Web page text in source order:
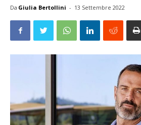
Da Giulia Bertollini - 13 Settembre 2022